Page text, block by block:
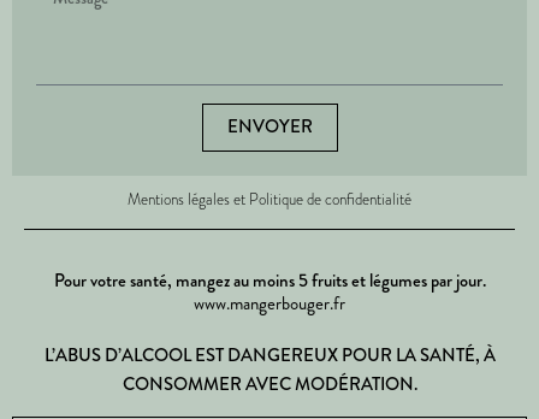
ENVOYER
Mentions légales et Politique de confidentialité
Pour votre santé, mangez au moins 5 fruits et légumes par jour.
www.mangerbouger.fr
L’ABUS D’ALCOOL EST DANGEREUX POUR LA SANTÉ, À
CONSOMMER AVEC MODÉRATION.